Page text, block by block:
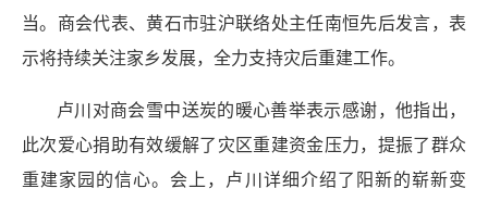
当。商会代表、黄石市驻沪联络处主任南恒先后发言，表
示将持续关注家乡发展，全力支持灾后重建工作。
卢川对商会雪中送炭的暖心善举表示感谢，他指出，
此次爱心捐助有效缓解了灾区重建资金压力，提振了群众
重建家园的信心。会上，卢川详细介绍了阳新的崭新变